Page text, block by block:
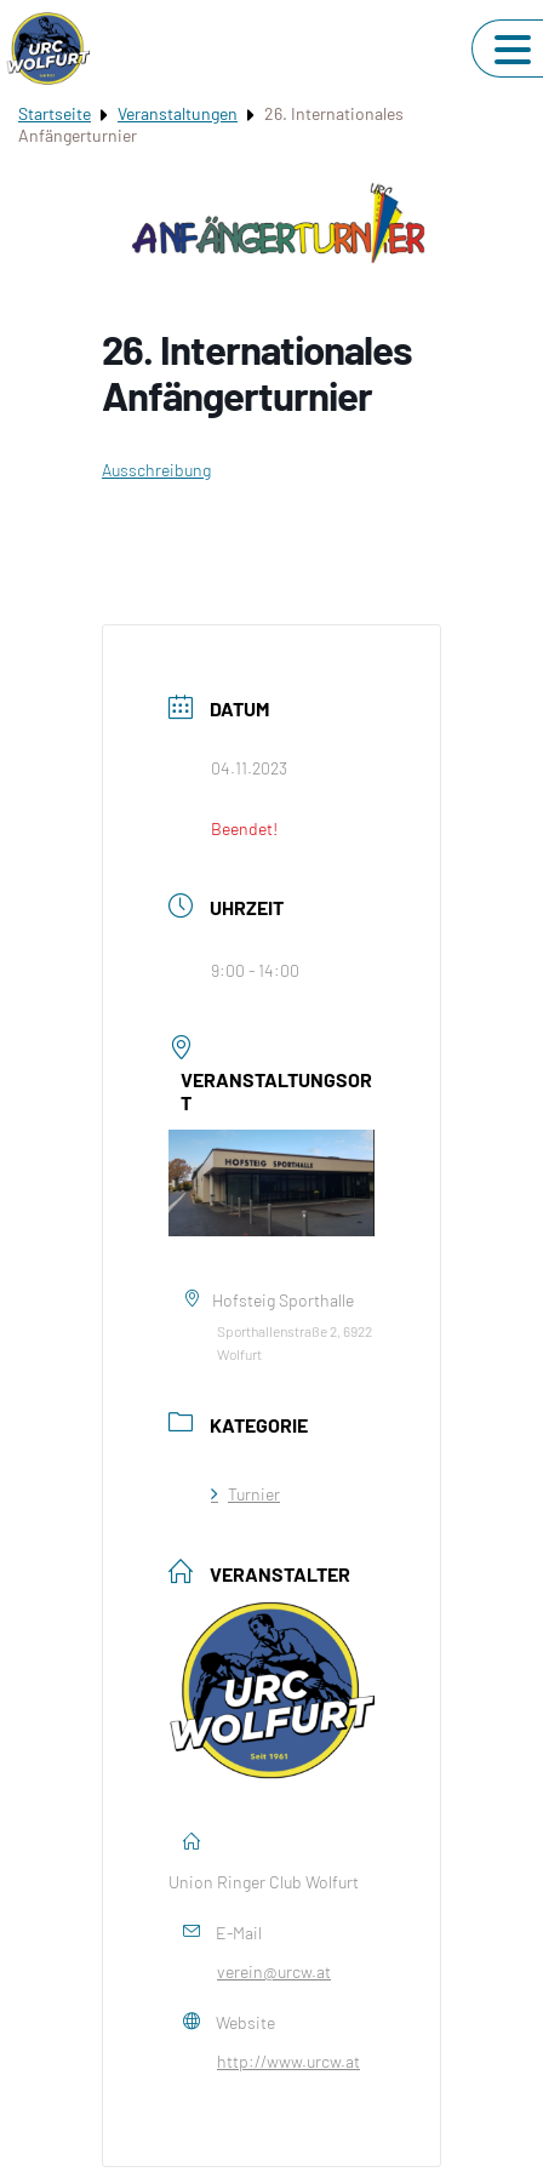
Startseite Veranstaltungen
26. Internationales
Anfängerturnier
26. Internationales
Anfängerturnier
Ausschreibung
DATUM
04.11.2023
Beendet!
UHRZEIT
9:00 - 14:00
VERANSTALTUNGSOR
T
Hofsteig Sporthalle
Sporthallenstraße 2, 6922
Wolfurt
KATEGORIE
Turnier
VERANSTALTER
Union Ringer Club Wolfurt
E-Mail
verein@urcw.at
Website
http://www.urcw.at